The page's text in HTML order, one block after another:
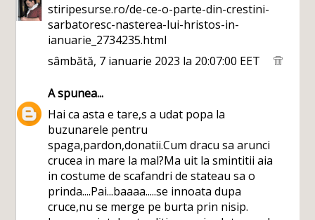
stiripesurse.ro/de-ce-o-parte-din-crestini-
sarbatoresc-nasterea-lui-hristos-in-
ianuarie_2734235.html
sâmbătă, 7 ianuarie 2023 la 20:07:00 EET
Aspunea...
Hai ca asta e tare,s a udat popa la
buzunarele pentru
spaga,pardon,donatii.Cum dracu sa arunci
crucea in mare la mal?Ma uit la smintitii aia
in costume de scafandri de stateau sa o
prinda....Pai...baaaa.....se innoata dupa
cruce,nu se merge pe burta prin nisip.